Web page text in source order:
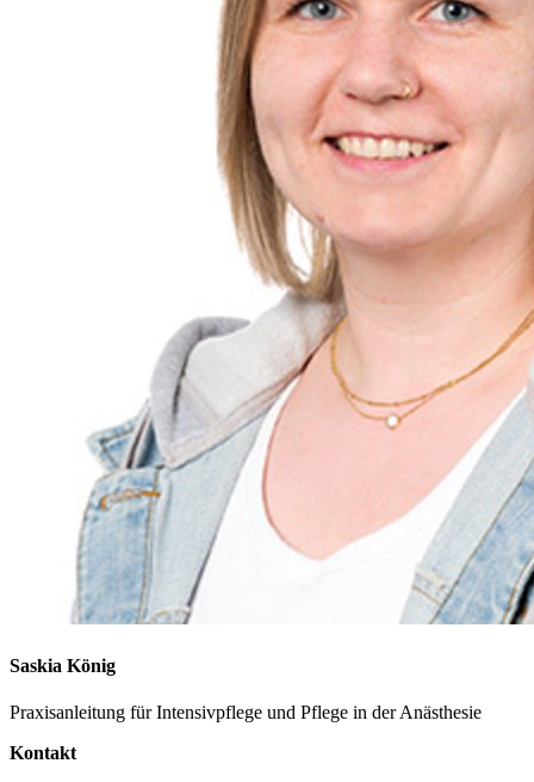
Saskia König
Praxisanleitung für Intensivpflege und Pflege in der Anästhesie
Kontakt